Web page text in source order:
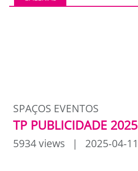
SPAÇOS EVENTOS
TP PUBLICIDADE 2025
5934 views | 2025-04-11